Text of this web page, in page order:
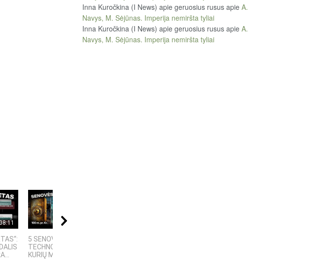
5 SENOVĖS
TECHNOLOGIJOS,
KURIŲ MOKSLININKAI...
Inna Kuročkina (I News) apie geruosius rusus apie A.
Navys, M. Sėjūnas. Imperija nemiršta tyliai
Inna Kuročkina (I News) apie geruosius rusus apie A.
Navys, M. Sėjūnas. Imperija nemiršta tyliai